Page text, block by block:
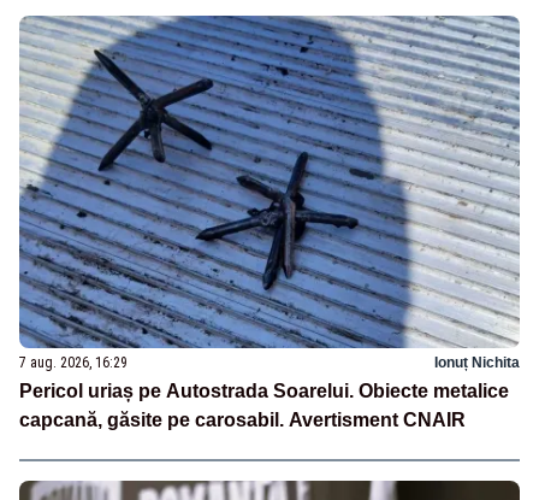
7 aug. 2026, 16:29 Ionuț Nichita
Pericol uriaș pe Autostrada Soarelui. Obiecte metalice
capcană, găsite pe carosabil. Avertisment CNAIR